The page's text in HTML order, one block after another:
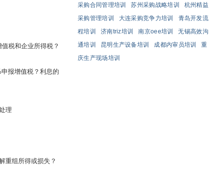
采购合同管理培训
苏州采购战略培训
杭州精益
采购管理培训
大连采购竞争力培训
青岛开发流
程培训
济南triz培训 南京oee培训
无锡高效沟
通培训
昆明生产设备培训 成都内审员培训
重
庆生产现场培训
税和企业所得税？
报增值税？利息的
理
重组所得或损失？